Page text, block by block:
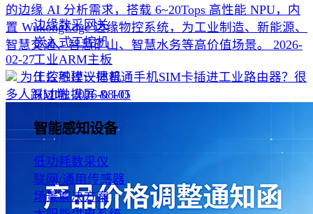
边缘数采网关
嵌入式工控机
工业ARM主板
工控触摸一体机
HMI触摸屏 & I/O
智能感知设备
低功耗数采仪
联网/通用传感器
场景解决方案
的边缘 AI 分析需求，搭载 6~20Tops 高性能 NPU，内
置 WukongEdge 边缘物控系统，为工业制造、新能源、
智慧交通、智慧矿山、智慧水务等高价值场景。 2026-
02-27
为什么不建议把普通手机SIM卡插进工业路由器？很
多人踩过坑 2026-08-05